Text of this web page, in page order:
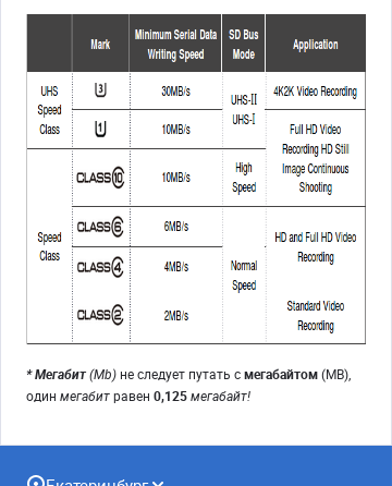
* Мегабит(Mb) не следует путать смегабайтом(MB),
один мегабитравен 0,125мегабайт!